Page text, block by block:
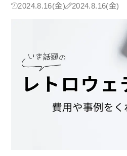
2024.8.16(金) 2024.8.16(金)